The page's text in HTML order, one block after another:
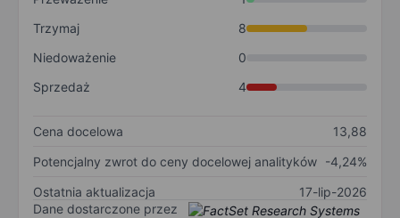
Trzymaj
8
Niedoważenie
0
Sprzedaż
4
Cena docelowa
13,88
Potencjalny zwrot do ceny docelowej analityków -4,24%
Ostatnia aktualizacja
17-lip-2026
Dane dostarczone przez